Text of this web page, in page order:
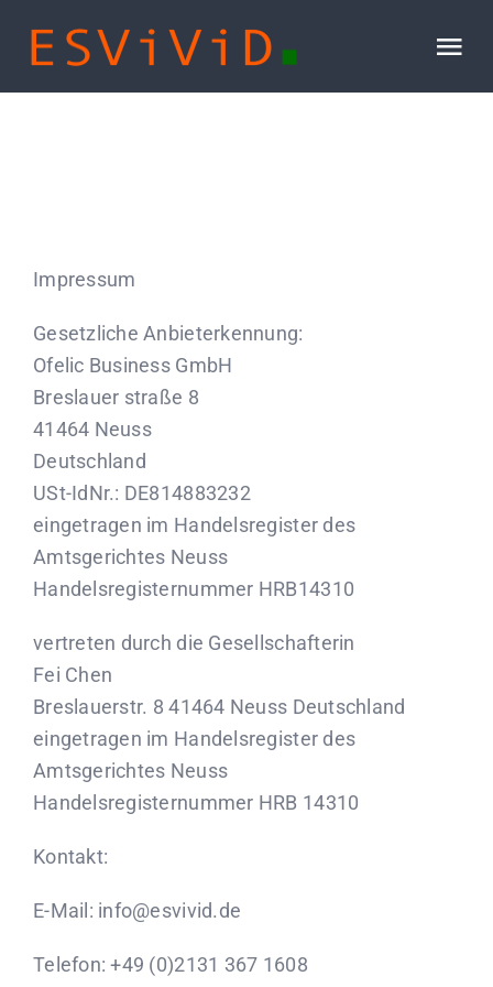
Inhalt
B2B SHOP
KONTAKT
Impressum
Gesetzliche Anbieterkennung:
Ofelic Business GmbH
Breslauer straße 8
41464 Neuss
Deutschland
USt-IdNr.: DE814883232
eingetragen im Handelsregister des
Amtsgerichtes Neuss
Handelsregisternummer HRB14310
vertreten durch die Gesellschafterin
Fei Chen
Breslauerstr. 8 41464 Neuss Deutschland
eingetragen im Handelsregister des
Amtsgerichtes Neuss
Handelsregisternummer HRB 14310
Kontakt:
E-Mail: info@esvivid.de
Telefon: +49 (0)2131 367 1608